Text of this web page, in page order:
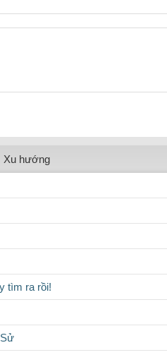
Xu hướng
tìm ra rồi!